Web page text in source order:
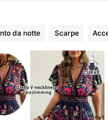
da notte Scarpe